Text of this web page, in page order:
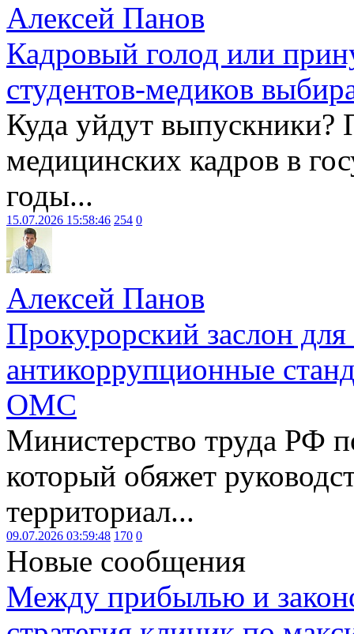
Алексей Панов
Кадровый голод или
студентов-медиков
Куда уйдут выпускники?
медицинских кадров в
годы...
15.07.2026 15:58:46 254 0
Алексей Панов
Прокурорский заслон
антикоррупционные
ОМС
Министерство труда РФ
который обяжет
территориал...
09.07.2026 03:59:48 170 0
Новые сообщения
Между прибылью и